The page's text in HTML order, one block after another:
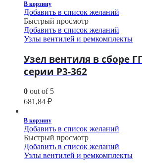
В корзину
Добавить в список желаний
Быстрый просмотр
Добавить в список желаний
Узлы вентилей и ремкомплекты
Узел вентиля в сборе
серии Р3-362
0 out of 5
681,84 ₽
В корзину
Добавить в список желаний
Быстрый просмотр
Добавить в список желаний
Узлы вентилей и ремкомплекты